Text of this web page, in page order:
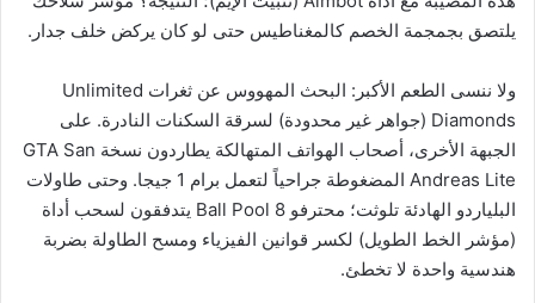
يلتصق بجمجمة الخصم كالمغناطيس حتى لو كان يركض خلف جدار.
ولا ننسى الطعم الأكبر: البحث المهووس عن ثغرات Unlimited
Diamonds (جواهر غير محدودة) لسرقة السكنات النادرة. على
الجبهة الأخرى، أصحاب الهواتف المتهالكة يطاردون نسخة GTA San
Andreas Lite المضغوطة جراحياً لتعمل برام 1 جيجا. وحتى طاولات
البلياردو الهادئة تلوثت؛ محترفو 8 Ball Pool يتدفقون لسحب أداة
(مؤشر الخط الطويل) لكسر قوانين الفيزياء ومسح الطاولة بضربة
هندسية واحدة لا تخطئ.